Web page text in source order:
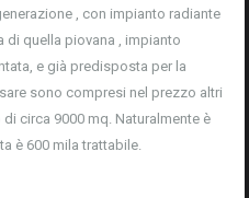
, con impianto radiante
di quella piovana , impianto
e già predisposta per la
sono compresi nel prezzo altri
circa 9000 mq. Naturalmente è
è 600 mila trattabile.